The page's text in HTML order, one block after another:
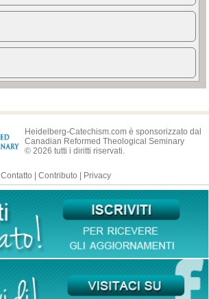
Heidelberg-Catechism.com è sponsorizzato dal
Canadian Reformed Theological Seminary
© 2026 tutti i diritti riservati.
Contatto Contributo Privacy